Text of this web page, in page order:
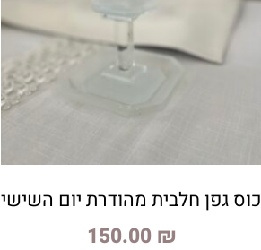
כוס גפן חלבית מהודרת יום השישי
150.00 ₪